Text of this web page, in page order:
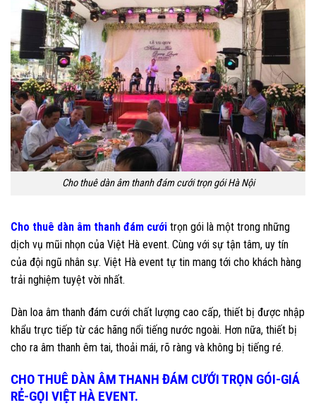
Cho thuê dàn âm thanh đám cưới trọn gói Hà Nội
Cho thuê dàn âm thanh đám cưới trọn gói là một trong những
dịch vụ mũi nhọn của Việt Hà event. Cùng với sự tận tâm, uy tín
của đội ngũ nhân sự. Việt Hà event tự tin mang tới cho khách hàng
trải nghiệm tuyệt vời nhất.
Dàn loa âm thanh đám cưới chất lượng cao cấp, thiết bị được nhập
khẩu trực tiếp từ các hãng nổi tiếng nước ngoài. Hơn nữa, thiết bị
cho ra âm thanh êm tai, thoải mái, rõ ràng và không bị tiếng ré.
CHO THUÊ DÀN ÂM THANH ĐÁM CƯỚI TRỌN GÓI-GIÁ
RẺ-GỌI VIỆT HÀ EVENT.